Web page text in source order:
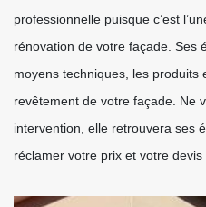
professionnelle puisque c’est
rénovation de votre façade. Ses
moyens techniques, les produits
revêtement de votre façade. Ne
intervention, elle retrouvera ses
réclamer votre prix et votre devis